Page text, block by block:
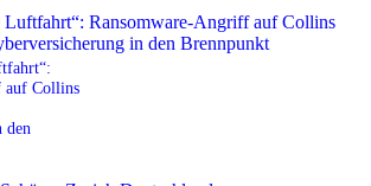
auf Collins
den